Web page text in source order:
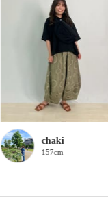
chaki
157cm